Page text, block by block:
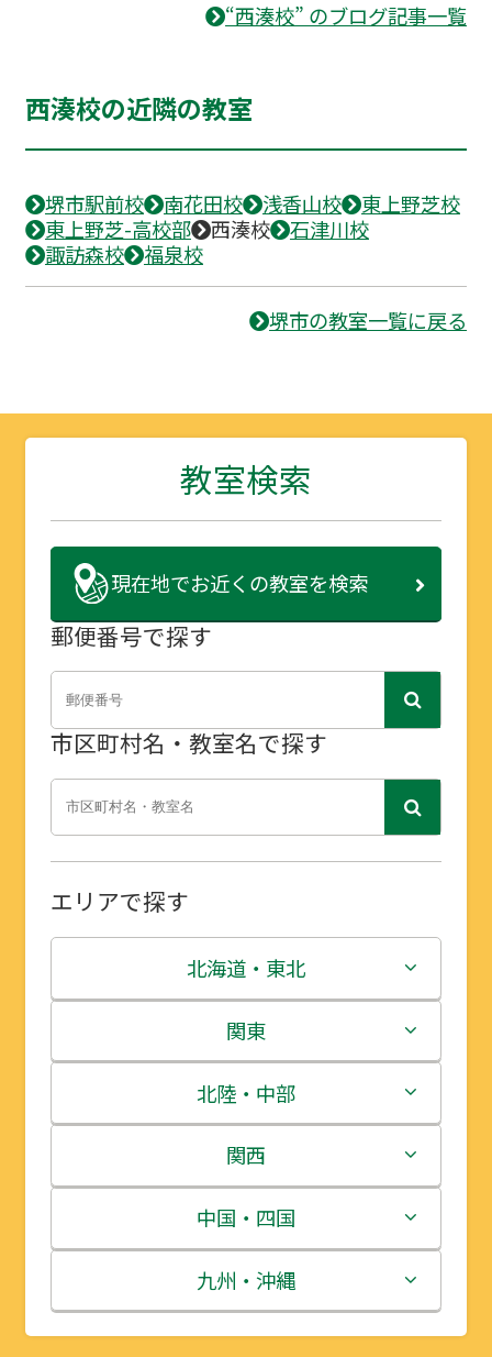
“西湊校” のブログ記事一覧
西湊校の近隣の教室
堺市駅前校 南花田校 浅香山校
東上野芝校
東上野芝-高校部
西湊校
石津川校
諏訪森校
福泉校
堺市の教室一覧に戻る
教室検索
現在地でお近くの教室を検索
郵便番号で探す
市区町村名・教室名で探す
エリアで探す
北海道・東北
北海道
青森県
岩手県
宮城県
秋田県
山形県
関東
茨城県
栃木県
群馬県
埼玉県
千葉県
北陸・中部
新潟県
富山県
石川県
福井県
関西
三重県
滋賀県
京都府
中国・四国
鳥取県
島根県
九州・沖縄
福岡県